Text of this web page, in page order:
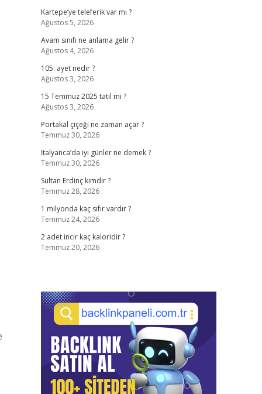
Kartepe’ye teleferik var mı ?
Ağustos 5, 2026
Avam sınıfı ne anlama gelir ?
Ağustos 4, 2026
105. ayet nedir ?
Ağustos 3, 2026
15 Temmuz 2025 tatil mi ?
Ağustos 3, 2026
Portakal çiçeği ne zaman açar ?
Temmuz 30, 2026
İtalyanca’da iyi günler ne demek ?
Temmuz 30, 2026
Sultan Erdinç kimdir ?
Temmuz 28, 2026
1 milyonda kaç sıfır vardır ?
Temmuz 24, 2026
2 adet incir kaç kaloridir ?
Temmuz 20, 2026